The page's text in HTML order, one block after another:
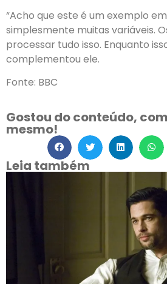
“Acho que este é um exemplo
simplesmente muitas variáveis.
processar tudo isso. Enquanto
complementou ele.
Fonte: BBC
Gostou do conteúdo,
mesmo!
Leia também